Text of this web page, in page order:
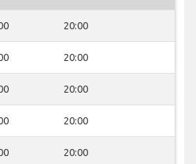
20:00
20:00
20:00
20:00
20:00